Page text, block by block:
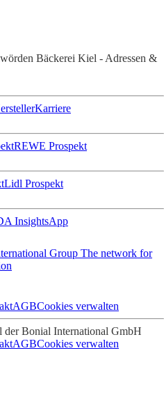
Bäckerei Kiel - Adressen &
Karriere
REWE Prospekt
Lidl Prospekt
InsightsApp
Group The network for
AGBCookies verwalten
Bonial International GmbH
AGBCookies verwalten